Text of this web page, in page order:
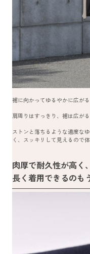
裾に向かってゆるやかに広が
肩周りはすっきり、裾は広が
ストンと落ちるような適度な
く、スッキリして見えるので
肉厚で耐久性が高く、
長く着用できるのも